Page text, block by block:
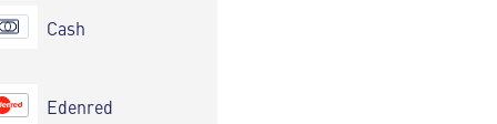
Cash
Edenred